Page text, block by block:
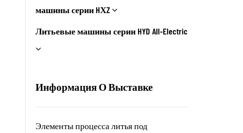
машины серии HХZ
Литьевые машины серии HYD All-Electric
Информация О Выставке
Элементы процесса литья под